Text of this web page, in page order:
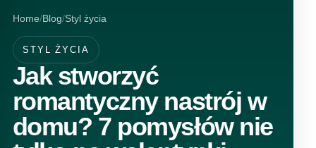
Home Blog Styl życia
STYL ŻYCIA
Jak stworzyć
romantyczny nastrój w
domu? 7 pomysłów nie